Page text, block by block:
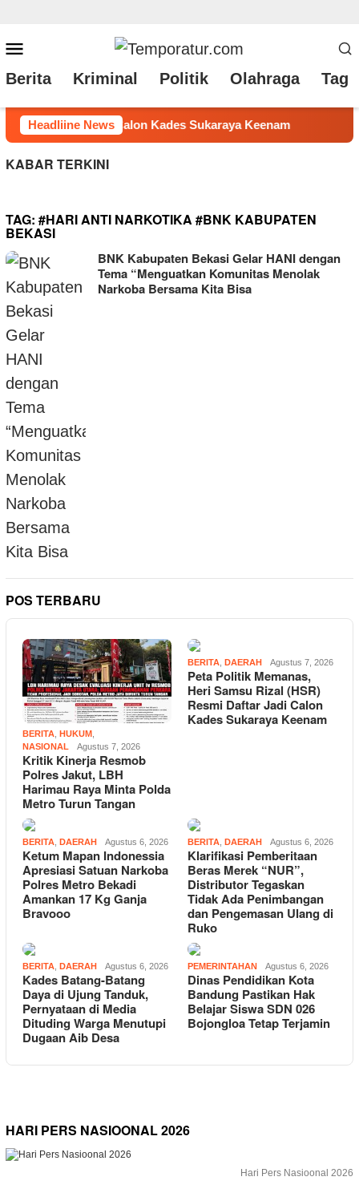
ke
konten
Mobile
Berita Kriminal Politik Olahraga Tag
Headliine News
Ketum Mapan Indonessia Apresiasi Satuan Narkoba
KABAR TERKINI
TAG: #HARI ANTI NARKOTIKA #BNK KABUPATEN
BEKASI
BNK Kabupaten Bekasi Gelar HANI dengan
Tema “Menguatkan Komunitas Menolak
Narkoba Bersama Kita Bisa
POS TERBARU
BERITA HUKUM
NASIONAL
Agustus 7, 2026
Kritik Kinerja Resmob
Polres Jakut, LBH
Harimau Raya Minta Polda
Metro Turun Tangan
BERITA DAERAH Agustus 7, 2026
Peta Politik Memanas,
Heri Samsu Rizal (HSR)
Resmi Daftar Jadi Calon
Kades Sukaraya Keenam
BERITA DAERAH Agustus 6, 2026
Ketum Mapan Indonessia
Apresiasi Satuan Narkoba
Polres Metro Bekadi
Amankan 17 Kg Ganja
Bravooo
BERITA DAERAH Agustus 6, 2026
Klarifikasi Pemberitaan
Beras Merek “NUR”,
Distributor Tegaskan
Tidak Ada Penimbangan
dan Pengemasan Ulang di
Ruko
BERITA DAERAH Agustus 6, 2026
Kades Batang-Batang
Daya di Ujung Tanduk,
Pernyataan di Media
Dituding Warga Menutupi
Dugaan Aib Desa
PEMERINTAHAN Agustus 6, 2026
Dinas Pendidikan Kota
Bandung Pastikan Hak
Belajar Siswa SDN 026
Bojongloa Tetap Terjamin
HARI PERS NASIOONAL 2026
Hari Pers Nasioonal 2026